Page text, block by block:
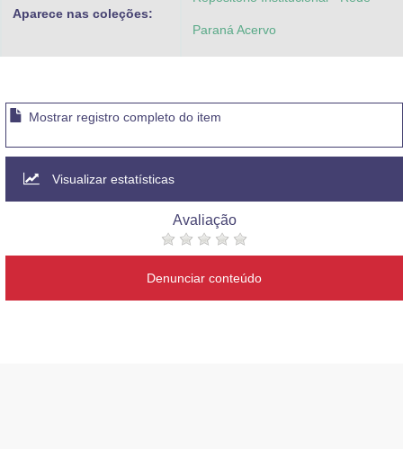
Aparece nas coleções:
Paraná Acervo
Mostrar registro completo do item
Visualizar estatísticas
Avaliação
Denunciar conteúdo